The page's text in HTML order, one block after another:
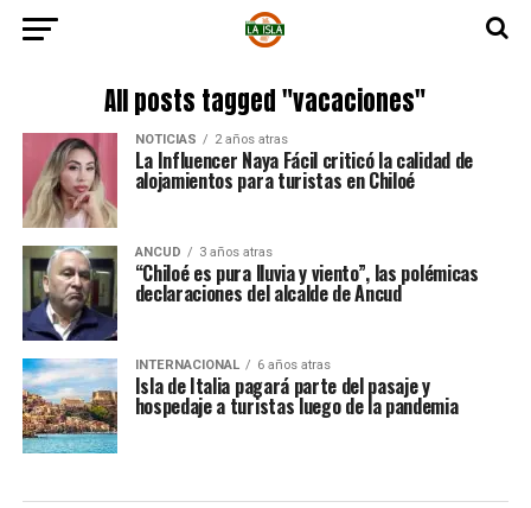
All posts tagged "vacaciones"
NOTICIAS 2 años atras
La Influencer Naya Fácil criticó la calidad de
alojamientos para turistas en Chiloé
ANCUD 3 años atras
“Chiloé es pura lluvia y viento”, las polémicas
declaraciones del alcalde de Ancud
INTERNACIONAL 6 años atras
Isla de Italia pagará parte del pasaje y
hospedaje a turistas luego de la pandemia